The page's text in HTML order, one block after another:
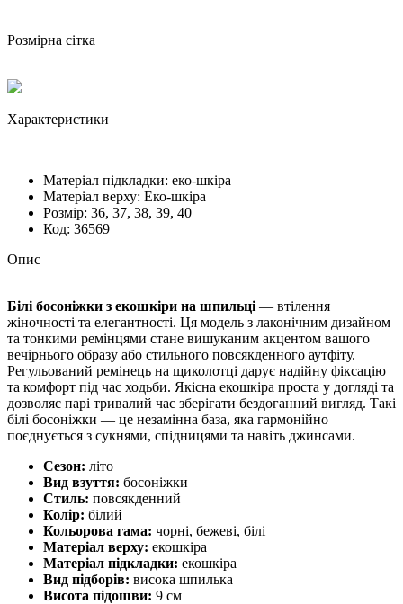
Розмірна сітка
Характеристики
Матеріал підкладки: еко-шкіра
Матеріал верху: Еко-шкіра
Розмiр: 36, 37, 38, 39, 40
Код: 36569
Опис
Білі босоніжки з екошкіри на шпильці — втілення
жіночності та елегантності. Ця модель з лаконічним дизайном
та тонкими ремінцями стане вишуканим акцентом вашого
вечірнього образу або стильного повсякденного аутфіту.
Регульований ремінець на щиколотці дарує надійну фіксацію
та комфорт під час ходьби. Якісна екошкіра проста у догляді та
дозволяє парі тривалий час зберігати бездоганний вигляд. Такі
білі босоніжки — це незамінна база, яка гармонійно
поєднується з сукнями, спідницями та навіть джинсами.
Сезон: літо
Вид взуття: босоніжки
Стиль: повсякденний
Колір: білий
Кольорова гама: чорні, бежеві, білі
Матеріал верху: екошкіра
Матеріал підкладки: екошкіра
Вид підборів: висока шпилька
Висота підошви: 9 см